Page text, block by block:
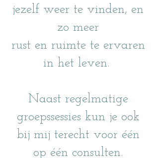
jezelf weer te vinden, en
zo meer
rust en ruimte te ervaren
in het leven.
Naast regelmatige
groepssessies kun je ook
bij mij terecht voor één
op één consulten.